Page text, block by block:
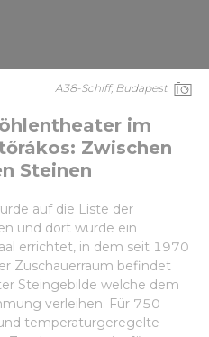
A38-Schiff, Budapest
im
Zwischen
Steinen
auf die Liste der
und dort wurde ein
errichtet, in dem seit 1970
Zuschauerraum befindet
Steingebilde welche dem
verleihen. Für 750
temperaturgeregelte